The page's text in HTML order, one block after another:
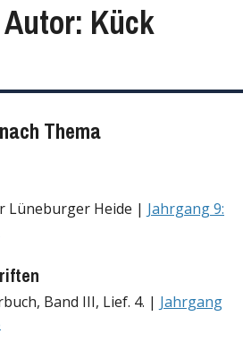
Kück
Thema
Lüneburger Heide | Jahrgang 9:
Band III, Lief. 4. | Jahrgang